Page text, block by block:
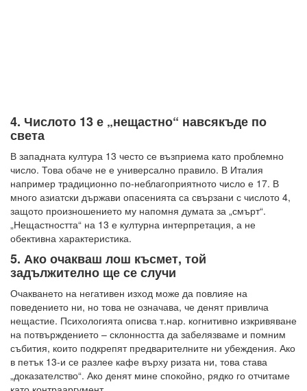
4. Числото 13 е „нещастно“ навсякъде по
света
В западната култура 13 често се възприема като проблемно
число. Това обаче не е универсално правило. В Италия
например традиционно по-неблагоприятното число е 17. В
много азиатски държави опасенията са свързани с числото 4,
защото произношението му напомня думата за „смърт“.
„Нещастността“ на 13 е културна интерпретация, а не
обективна характеристика.
5. Ако очакваш лош късмет, той
задължително ще се случи
Очакването на негативен изход може да повлияе на
поведението ни, но това не означава, че денят привлича
нещастие. Психологията описва т.нар. когнитивно изкривяване
на потвърждението – склонността да забелязваме и помним
събития, които подкрепят предварителните ни убеждения. Ако
в петък 13-и се разлее кафе върху ризата ни, това става
„доказателство“. Ако денят мине спокойно, рядко го отчитаме